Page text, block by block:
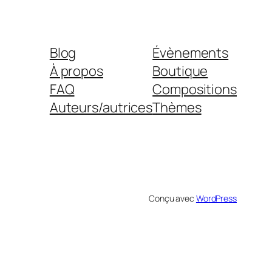
Blog
À propos
FAQ
Auteurs/autrices
Évènements
Boutique
Compositions
Thèmes
Conçu avec WordPress